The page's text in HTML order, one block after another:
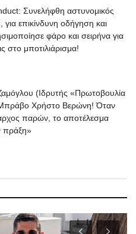
Συνελήφθη αστυνομικός
επικίνδυνη οδήγηση και
φάρο και σειρήνα για
στο μποτιλιάρισμα!
(Ιδρυτής «Πρωτοβουλία
Χρήστο Βερώνη! Όταν
παρών, το αποτέλεσμα
πράξη»